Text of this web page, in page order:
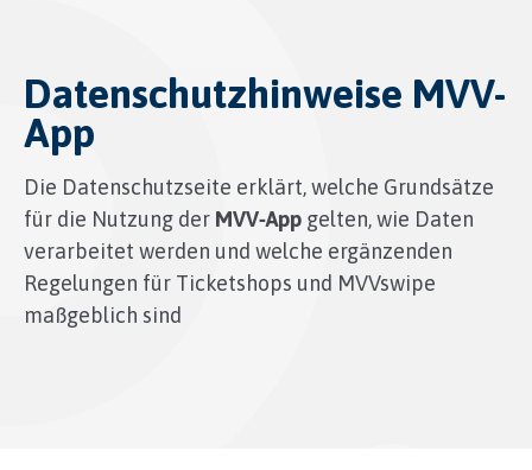
Datenschutzhinweise MVV-
App
Die Datenschutzseite erklärt, welche Grundsätze
für die Nutzung der MVV‑App gelten, wie Daten
verarbeitet werden und welche ergänzenden
Regelungen für Ticketshops und MVVswipe
maßgeblich sind